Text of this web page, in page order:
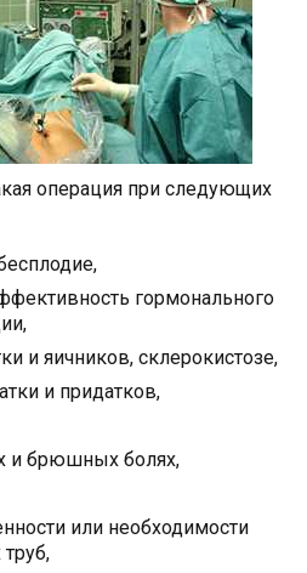
операция при следующих
гормонального
и яичников, склерокистозе,
и придатков,
и брюшных болях,
или необходимости